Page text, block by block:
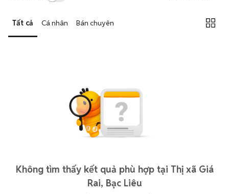
Tất cả Cá nhân Bán chuyên
Không tìm thấy kết quả phù hợp tại Thị xã Giá
Rai, Bạc Liêu